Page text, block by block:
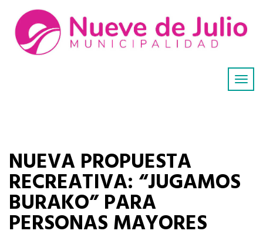
NUEVA PROPUESTA
RECREATIVA: “JUGAMOS
BURAKO” PARA
PERSONAS MAYORES